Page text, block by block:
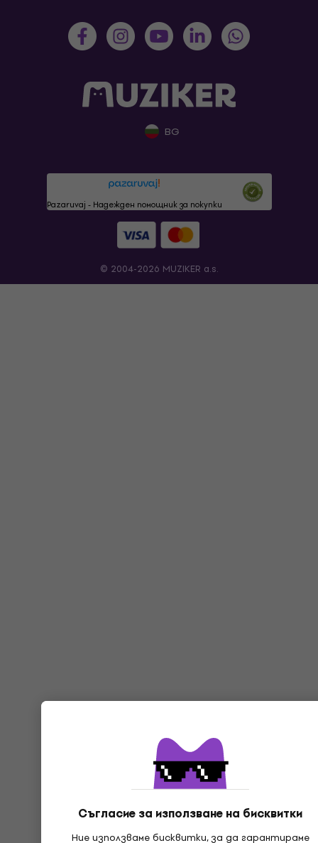
Съгласие за използване на бисквитки
Ние използваме бисквитки, за да гарантираме
BG
Pazaruvaj - Надежден помощник за покупки
© 2004-2026 MUZIKER a.s.